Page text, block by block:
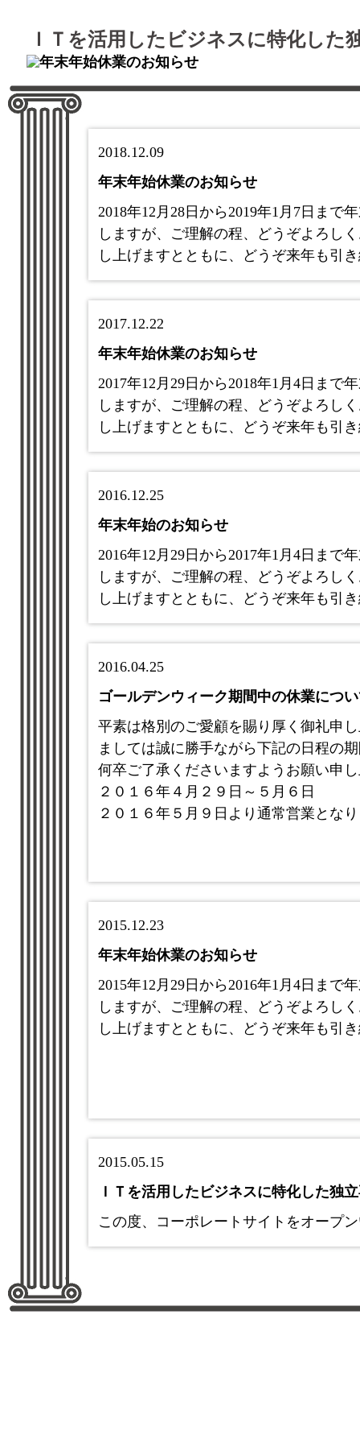
ＩＴを活用したビジネスに特化した
2018.12.09
年末年始休業のお知らせ
2018年12月28日から2019年1月7日まで
しますが、ご理解の程、どうぞよろし
し上げますとともに、どうぞ来年も引
2017.12.22
年末年始休業のお知らせ
2017年12月29日から2018年1月4日まで
しますが、ご理解の程、どうぞよろし
し上げますとともに、どうぞ来年も引
2016.12.25
年末年始のお知らせ
2016年12月29日から2017年1月4日まで
しますが、ご理解の程、どうぞよろし
し上げますとともに、どうぞ来年も引
2016.04.25
ゴールデンウィーク期間中の休業につ
平素は格別のご愛顧を賜り厚く御礼申
ましては誠に勝手ながら下記の日程の
何卒ご了承くださいますようお願い申
２０１６年４月２９日～５月６日
２０１６年５月９日より通常営業とな
2015.12.23
年末年始休業のお知らせ
2015年12月29日から2016年1月4日まで
しますが、ご理解の程、どうぞよろし
し上げますとともに、どうぞ来年も引
2015.05.15
ＩＴを活用したビジネスに特化した独
この度、コーポレートサイトをオープ